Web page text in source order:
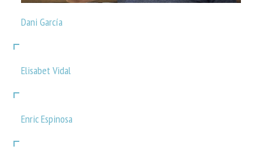
Dani García
Elisabet Vidal
Enric Espinosa